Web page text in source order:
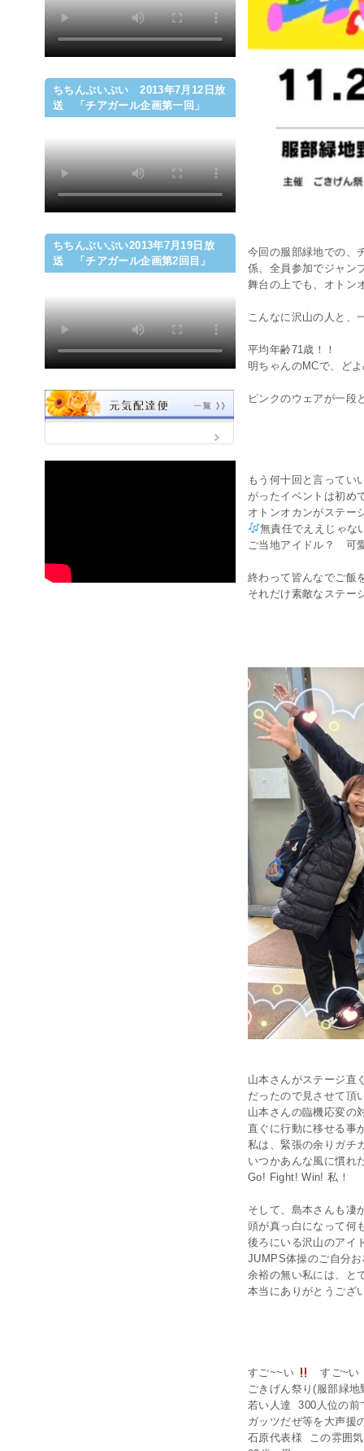
今回の服部緑地での、
係、全員参加でジャン
舞台の上でも、オトン
こんなに沢山の人と、
平均年齢71歳！！
明ちゃんのMCで、ど
ピンクのウェアが一段
もう何十回と言ってい
がったイベントは初め
オトンオカンがステー
無責任でええじゃな
ご当地アイドル？ 可
終わって皆んなでご飯
それだけ素敵なステー
山本さんがステージ直
だったので見させて頂
山本さんの臨機応変の
直ぐに行動に移せる事
私は、緊張の余りガチ
いつかあんな風に慣れ
Go! Fight! Win! 私！
そして、島本さんも凄
頭が真っ白になって何
後ろにいる沢山のアイ
JUMPS体操のご自分
余裕の無い私には、と
本当にありがとうござ
すご~~い
すご~い
ごきげん祭り(服部緑
若い人達 300人位の前
ガッツだぜ等を大声援
石原代表様 この雰囲
ちちんぷいぷい 2013年7月12日放
送 「チアガール企画第一回」
ちちんぷいぷい2013年7月19日放
送 「チアガール企画第2回目」